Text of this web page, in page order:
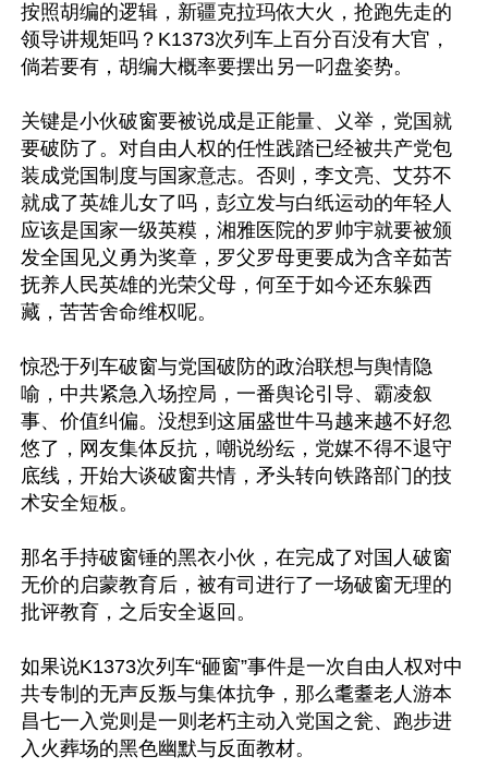
按照胡编的逻辑，新疆克拉玛依大火，抢跑先走的
领导讲规矩吗？K1373次列车上百分百没有大官，
倘若要有，胡编大概率要摆出另一叼盘姿势。
关键是小伙破窗要被说成是正能量、义举，党国就
要破防了。对自由人权的任性践踏已经被共产党包
装成党国制度与国家意志。否则，李文亮、艾芬不
就成了英雄儿女了吗，彭立发与白纸运动的年轻人
应该是国家一级英糢，湘雅医院的罗帅宇就要被颁
发全国见义勇为奖章，罗父罗母更要成为含辛茹苦
抚养人民英雄的光荣父母，何至于如今还东躲西
藏，苦苦舍命维权呢。
惊恐于列车破窗与党国破防的政治联想与舆情隐
喻，中共紧急入场控局，一番舆论引导、霸凌叙
事、价值纠偏。没想到这届盛世牛马越来越不好忽
悠了，网友集体反抗，嘲说纷纭，党媒不得不退守
底线，开始大谈破窗共情，矛头转向铁路部门的技
术安全短板。
那名手持破窗锤的黑衣小伙，在完成了对国人破窗
无价的启蒙教育后，被有司进行了一场破窗无理的
批评教育，之后安全返回。
如果说K1373次列车“砸窗”事件是一次自由人权对中
共专制的无声反叛与集体抗争，那么耄耋老人游本
昌七一入党则是一则老朽主动入党国之瓮、跑步进
入火葬场的黑色幽默与反面教材。